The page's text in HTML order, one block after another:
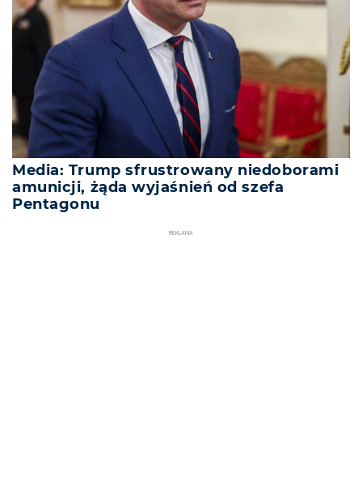
Media: Trump sfrustrowany niedoborami
amunicji, żąda wyjaśnień od szefa
Pentagonu
REKLAMA